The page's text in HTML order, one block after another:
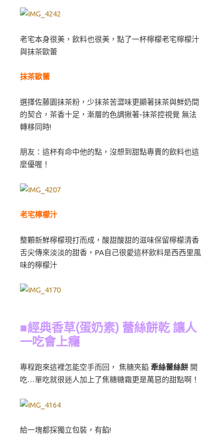
老宅本身很美，飲料也很美，點了一杯檸檬老宅檸檬汁
與抹茶歐蕾
抹茶歐蕾
選擇佐藤園抹茶粉，少抹茶苦澀味更顯著抹茶與鮮奶間
的契合，茶香十足，漸層的色調揪著-抹茶控視覺 無法
轉移同時!
朋友：這杯有命中他的點，沒想到甜點專賣的飲料也這
麼優喔！
老宅檸檬汁
整顆新鮮檸檬現打而成，酸甜酸甜的滋味保留檸檬清香
舌尖傳來淡淡的甜香，PA自己很愛這杯飲料是西西里風
味的檸檬汁
■經典香草(蛋奶素) 蕾絲餅乾 讓人
一吃會上癮
專程跑來這裡怎能空手而回， 焦糖夾餡 牽絲蕾絲餅 開
吃…單吃就很迷人加上了焦糖糖霜更是萬惡的甜點啊！
給一塊都採獨立包裝，有餡!